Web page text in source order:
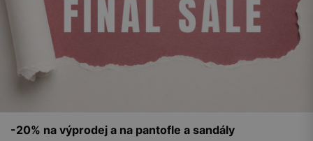
-20% na výprodej a na pantofle a sandály